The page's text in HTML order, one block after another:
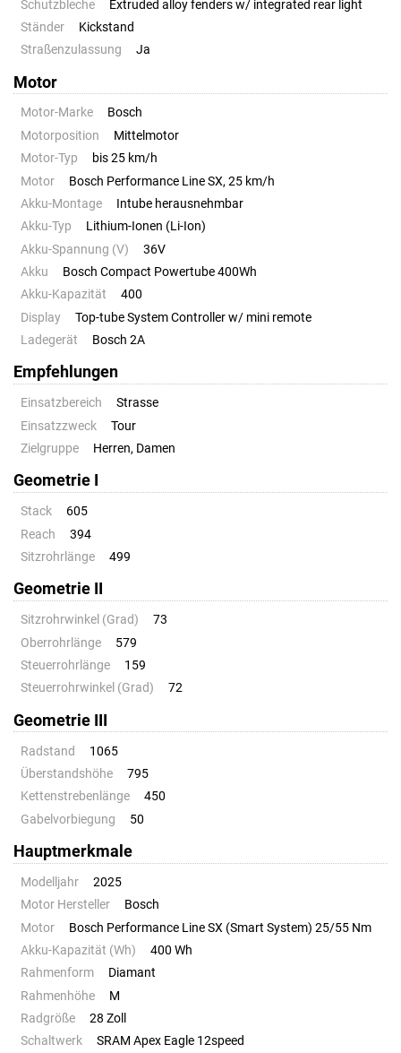
Schutzbleche
Extruded alloy fenders w/ integrated rear light
Ständer
Kickstand
Straßenzulassung
Ja
Motor
Motor-Marke
Bosch
Motorposition
Mittelmotor
Motor-Typ
bis 25 km/h
Motor
Bosch Performance Line SX, 25 km/h
Akku-Montage
Intube herausnehmbar
Akku-Typ
Lithium-Ionen (Li-Ion)
Akku-Spannung (V)
36V
Akku
Bosch Compact Powertube 400Wh
Akku-Kapazität
400
Display
Top-tube System Controller w/ mini remote
Ladegerät
Bosch 2A
Empfehlungen
Einsatzbereich
Strasse
Einsatzzweck
Tour
Zielgruppe
Herren, Damen
Geometrie I
Stack
605
Reach
394
Sitzrohrlänge
499
Geometrie II
Sitzrohrwinkel (Grad)
73
Oberrohrlänge
579
Steuerrohrlänge
159
Steuerrohrwinkel (Grad)
72
Geometrie III
Radstand
1065
Überstandshöhe
795
Kettenstrebenlänge
450
Gabelvorbiegung
50
Hauptmerkmale
Modelljahr
2025
Motor Hersteller
Bosch
Motor
Bosch Performance Line SX (Smart System) 25/55 Nm
Akku-Kapazität (Wh)
400 Wh
Rahmenform
Diamant
Rahmenhöhe
M
Radgröße
28 Zoll
Schaltwerk
SRAM Apex Eagle 12speed